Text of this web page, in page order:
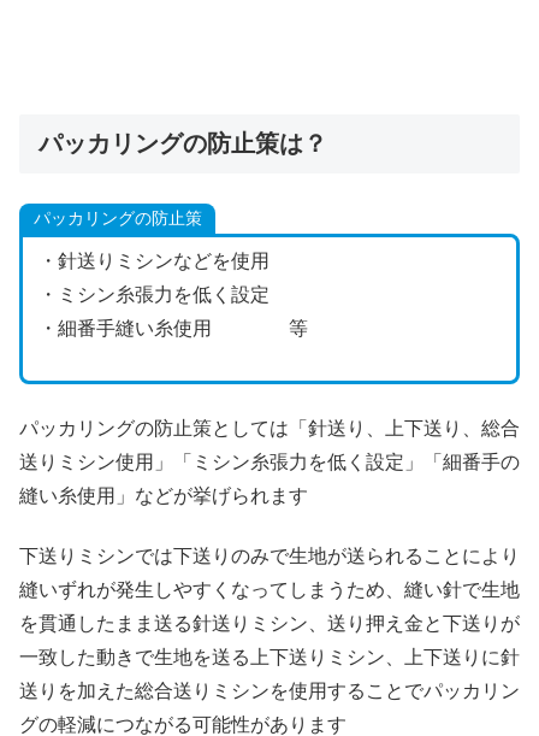
パッカリングの防止策は？
パッカリングの防止策
・針送りミシンなどを使用
・ミシン糸張力を低く設定
・細番手縫い糸使用 等
パッカリングの防止策としては「針送り、上下送り、総合
送りミシン使用」「ミシン糸張力を低く設定」「細番手の
縫い糸使用」などが挙げられます
下送りミシンでは下送りのみで生地が送られることにより
縫いずれが発生しやすくなってしまうため、縫い針で生地
を貫通したまま送る針送りミシン、送り押え金と下送りが
一致した動きで生地を送る上下送りミシン、上下送りに針
送りを加えた総合送りミシンを使用することでパッカリン
グの軽減につながる可能性があります